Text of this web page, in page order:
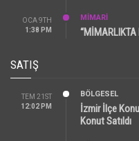
OCA 9TH
1:38 PM
MİMARİ
“MİMARLIKTA
SATIŞ
TEM 21ST
12:02 PM
BÖLGESEL
İzmir İlçe
Konut Satıldı